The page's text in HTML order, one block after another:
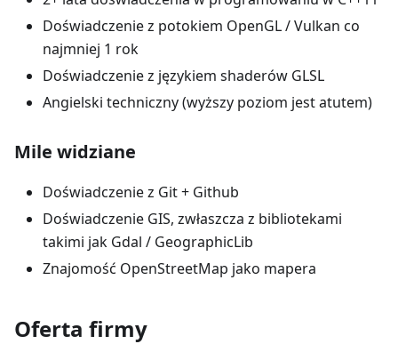
Doświadczenie z potokiem OpenGL / Vulkan co
najmniej 1 rok
Doświadczenie z językiem shaderów GLSL
Angielski techniczny (wyższy poziom jest atutem)
Mile widziane
Doświadczenie z Git + Github
Doświadczenie GIS, zwłaszcza z bibliotekami
takimi jak Gdal / GeographicLib
Znajomość OpenStreetMap jako mapera
Oferta firmy